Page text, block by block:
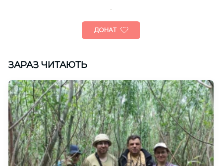
ДОНАТ
ЗАРАЗ ЧИТАЮТЬ